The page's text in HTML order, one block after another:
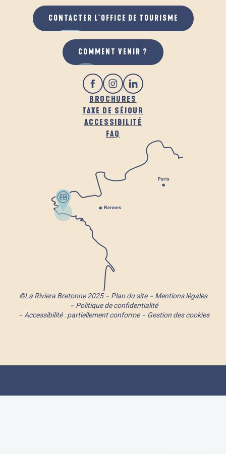
BROCHURES
TAXE DE SÉJOUR
ACCESSIBILITÉ
FAQ
CONTACTER L'OFFICE DE TOURISME
COMMENT VENIR ?
©La Riviera Bretonne 2025 Plan du site
Mentions légales
Politique de confidentialité
Accessibilité : partiellement conforme
Gestion des cookies